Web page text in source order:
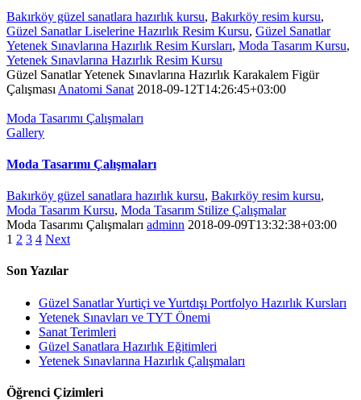
Bakırköy güzel sanatlara hazırlık kursu, Bakırköy resim kursu,
Güzel Sanatlar Liselerine Hazırlık Resim Kursu, Güzel Sanatlar
Yetenek Sınavlarına Hazırlık Resim Kursları, Moda Tasarım Kursu,
Yetenek Sınavlarına Hazırlık Resim Kursu
Güzel Sanatlar Yetenek Sınavlarına Hazırlık Karakalem Figür
Çalışması Anatomi Sanat 2018-09-12T14:26:45+03:00
Moda Tasarımı Çalışmaları
Gallery
Moda Tasarımı Çalışmaları
Bakırköy güzel sanatlara hazırlık kursu, Bakırköy resim kursu,
Moda Tasarım Kursu, Moda Tasarım Stilize Çalışmalar
Moda Tasarımı Çalışmaları adminn 2018-09-09T13:32:38+03:00
1 2 3 4 Next
Son Yazılar
Güzel Sanatlar Yurtiçi ve Yurtdışı Portfolyo Hazırlık Kursları
Yetenek Sınavları ve TYT Önemi
Sanat Terimleri
Güzel Sanatlara Hazırlık Eğitimleri
Yetenek Sınavlarına Hazırlık Çalışmaları
Öğrenci Çizimleri